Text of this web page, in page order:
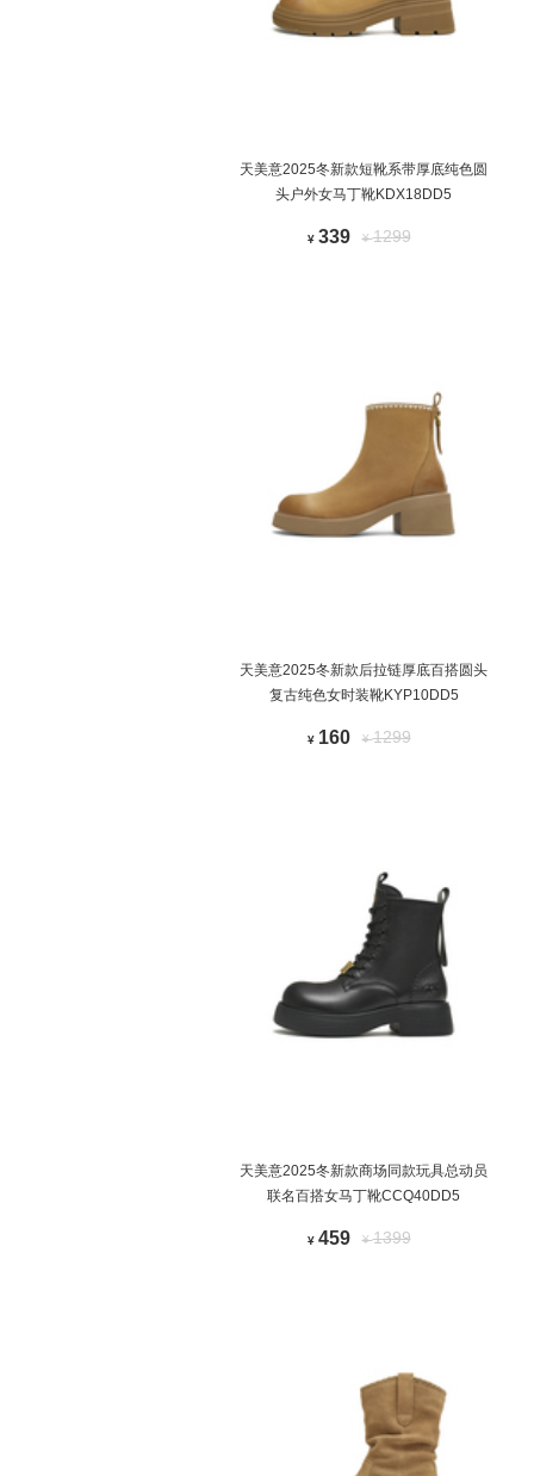
天美意2025冬新款短靴系带厚底纯色圆
头户外女马丁靴KDX18DD5
¥ 339 ¥1299
天美意2025冬新款后拉链厚底百搭圆头
复古纯色女时装靴KYP10DD5
¥ 160 ¥1299
天美意2025冬新款商场同款玩具总动员
联名百搭女马丁靴CCQ40DD5
¥ 459 ¥1399